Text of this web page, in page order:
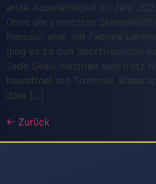
erste Auswärtsspiel im Jahr
Ohne die verletzten
Repusic, aber mit Fabrice
ging es zu den Sportfreunden
Jade Seals machten sich trotz
bewaffnet mit Trommel,
dem […]
← Zurück